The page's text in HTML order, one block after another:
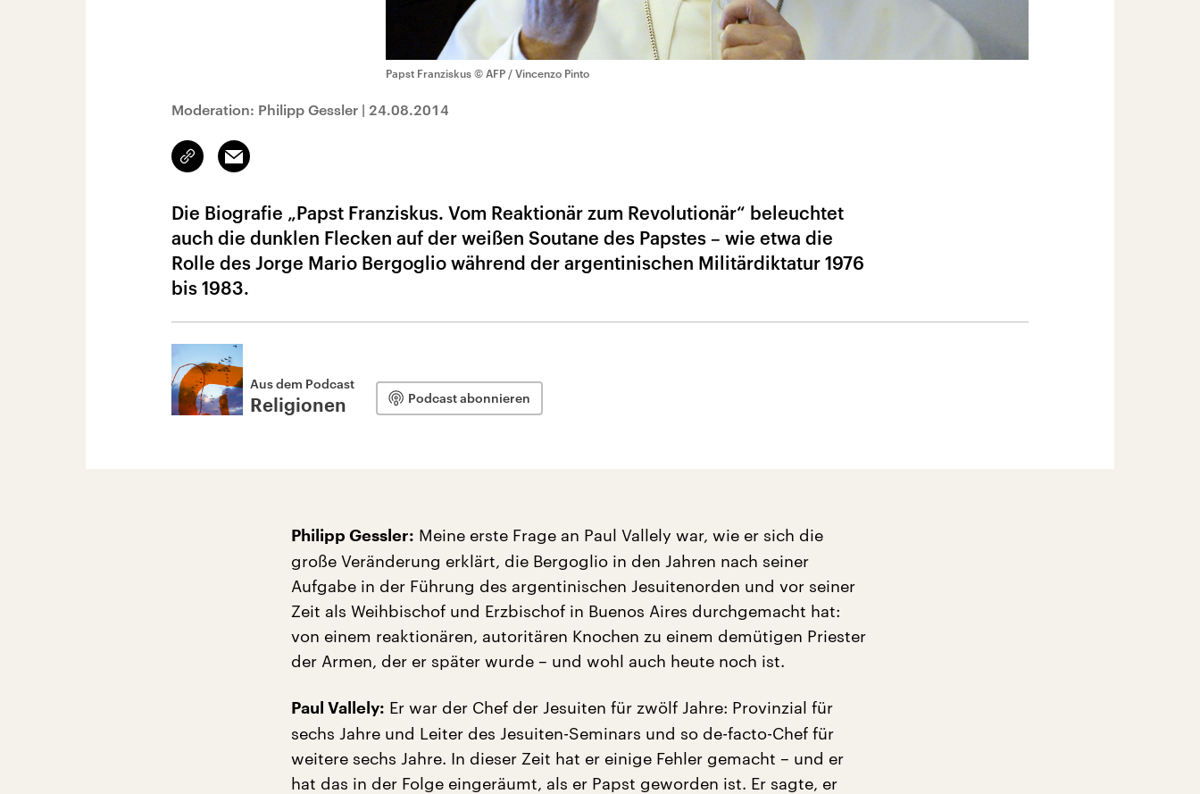
Papst Franziskus © AFP / Vincenzo Pinto
Moderation: Philipp Gessler | 24.08.2014
Link
kopieren/teilen
Email
Die Biografie „Papst Franziskus. Vom Reaktionär zum Revolutionär“ beleuchtet
auch die dunklen Flecken auf der weißen Soutane des Papstes – wie etwa die
Rolle des Jorge Mario Bergoglio während der argentinischen Militärdiktatur 1976
bis 1983.
Aus dem Podcast
Religionen Podcast abonnieren
Philipp Gessler: Meine erste Frage an Paul Vallely war, wie er sich die
große Veränderung erklärt, die Bergoglio in den Jahren nach seiner
Aufgabe in der Führung des argentinischen Jesuitenorden und vor seiner
Zeit als Weihbischof und Erzbischof in Buenos Aires durchgemacht hat:
von einem reaktionären, autoritären Knochen zu einem demütigen Priester
der Armen, der er später wurde – und wohl auch heute noch ist.
Paul Vallely: Er war der Chef der Jesuiten für zwölf Jahre: Provinzial für
sechs Jahre und Leiter des Jesuiten-Seminars und so de-facto-Chef für
weitere sechs Jahre. In dieser Zeit hat er einige Fehler gemacht – und er
hat das in der Folge eingeräumt, als er Papst geworden ist. Er sagte, er